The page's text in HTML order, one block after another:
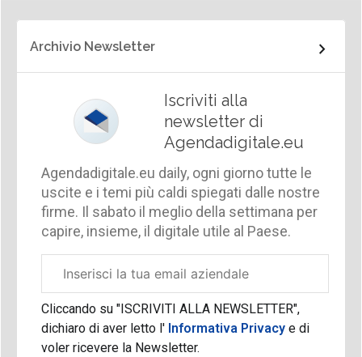
Archivio Newsletter
Iscriviti alla
newsletter di
Agendadigitale.eu
Agendadigitale.eu daily, ogni giorno tutte le
uscite e i temi più caldi spiegati dalle nostre
firme. Il sabato il meglio della settimana per
capire, insieme, il digitale utile al Paese.
aziendale
Cliccando su "ISCRIVITI ALLA NEWSLETTER",
dichiaro di aver letto l'Informativa Privacy e di
voler ricevere la Newsletter.